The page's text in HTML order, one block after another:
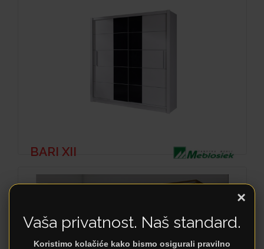
BARI XII
×
Vaša privatnost. Naš standard.
Koristimo kolačiće kako bismo osigurali pravilno